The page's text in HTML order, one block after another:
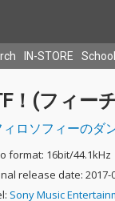
IN-STORE
！(フィー
ロソフィーのダ
format: 16bit/44.1kHz
release date: 2017-
Sony Music